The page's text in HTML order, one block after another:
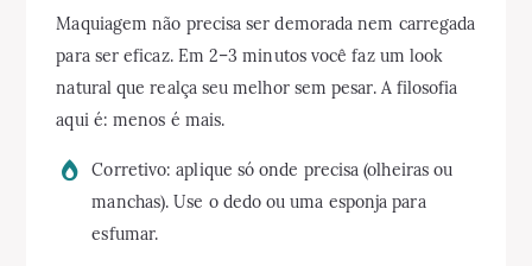
Maquiagem não precisa ser demorada nem carregada
para ser eficaz. Em 2–3 minutos você faz um look
natural que realça seu melhor sem pesar. A filosofia
aqui é: menos é mais.
Corretivo: aplique só onde precisa (olheiras ou
manchas). Use o dedo ou uma esponja para
esfumar.